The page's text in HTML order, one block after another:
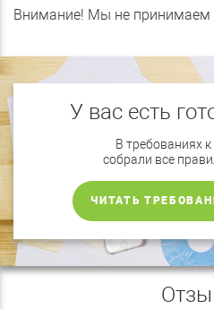
Внимание! Мы не принимаем
У вас есть
В требованиях
собрали все
ЧИТАТЬ